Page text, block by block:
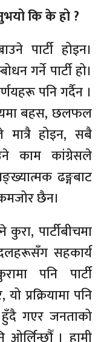
कि के हो ?
पार्टी होइन।
गर्ने पार्टी हो।
पनि गर्दैन ।
बहस, छलफल
मात्रै होइन, सबै
काम कांग्रेसले
ढङ्गबाट
छैन।
पार्टीबीचमा
सहकार्य
पनि पार्टी
प्रक्रियामा पनि
गएर जनताको